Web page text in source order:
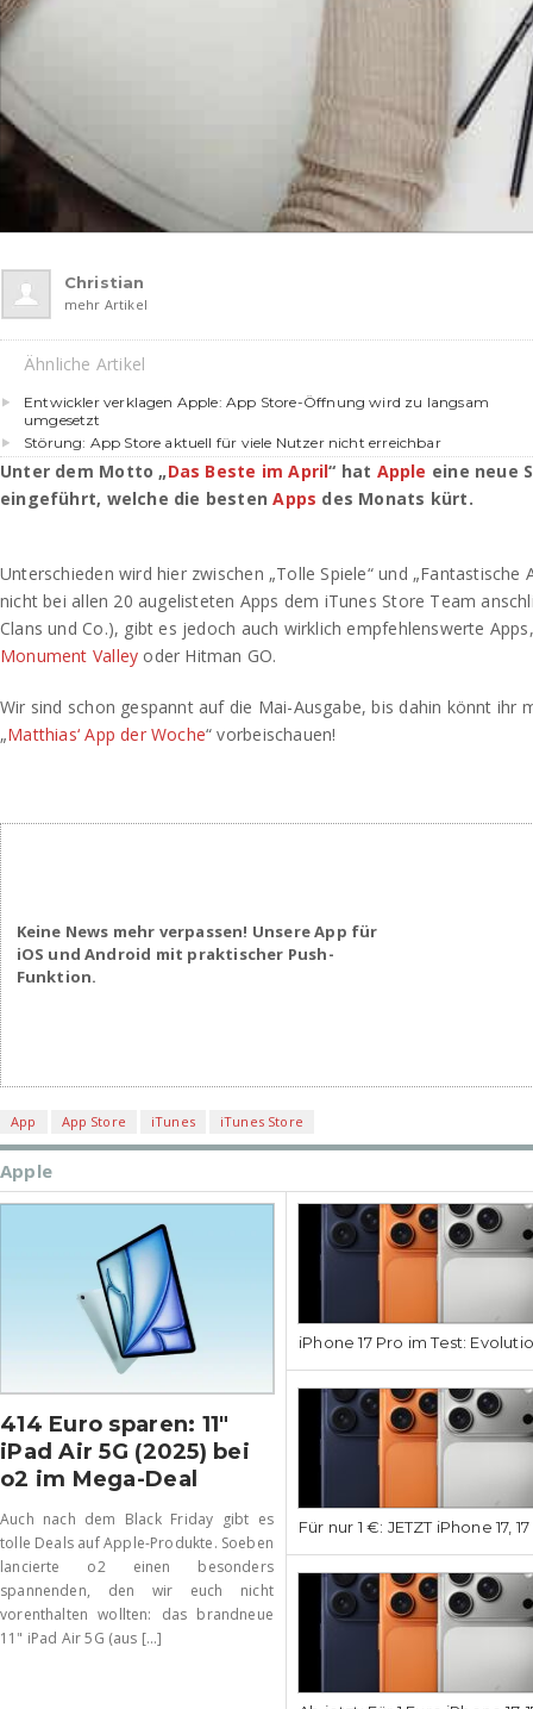
Christian
mehr Artikel
Ähnliche Artikel
Entwickler verklagen Apple: App Store-Öffnung wird zu langsam
umgesetzt
Störung: App Store aktuell für viele Nutzer nicht erreichbar
Unter dem Motto „Das Beste im April“ hat Apple eine neue
eingeführt, welche die bestenApps des Monats kürt.
Unterschieden wird hier zwischen „Tolle Spiele“ und „Fantastische
nicht bei allen 20 augelisteten Apps dem iTunes Store Team
Clans und Co.), gibt es jedoch auch wirklich empfehlenswerte
Monument Valley oder Hitman GO.
Wir sind schon gespannt auf die Mai-Ausgabe, bis dahin könnt ihr
„Matthias‘ App der Woche“ vorbeischauen!
Keine News mehr verpassen! Unsere App für
iOS und Android mit praktischer Push-
Funktion.
App App Store iTunes iTunes Store
Apple
414 Euro sparen: 11″
iPad Air 5G (2025) bei
o2 im Mega-Deal
Auch nach dem Black Friday gibt es
tolle Deals auf Apple-Produkte. Soeben
lancierte o2 einen besonders
spannenden, den wir euch nicht
vorenthalten wollten: das brandneue
11" iPad Air 5G (aus [...]
iPhone 17 Pro im Test:
Für nur 1 €: JETZT iPhone 17,